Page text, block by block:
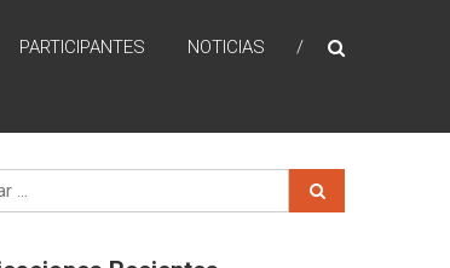
PARTICIPANTES NOTICIAS